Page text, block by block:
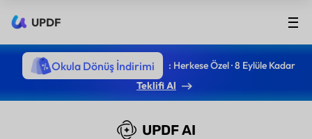
UPDF
Okula Dönüş İndirimi
: Herkese Özel · 8 Eylüle Kadar
Teklifi Al
UPDF AI